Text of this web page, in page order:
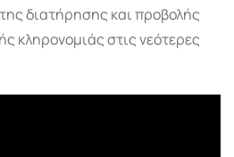
διατήρησης και προβολής
κληρονομιάς στις νεότερες